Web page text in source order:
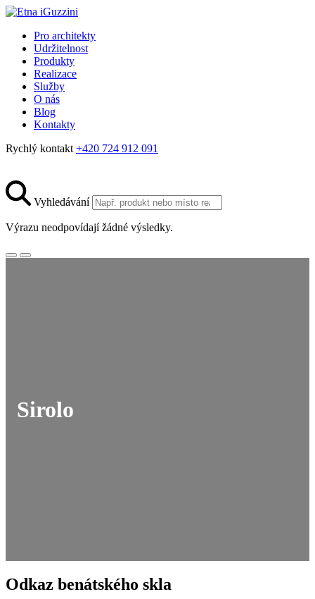
Pro architekty
Udržitelnost
Produkty
Realizace
Služby
O nás
Blog
Kontakty
Rychlý kontakt +420 724 912 091
Vyhledávání
Výrazu neodpovídají žádné výsledky.
Sirolo
Odkaz benátského skla